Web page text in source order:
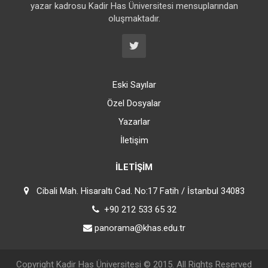
yazar kadrosu Kadir Has Üniversitesi mensuplarından
oluşmaktadır.
Eski Sayılar
Özel Dosyalar
Yazarlar
İletişim
İLETIŞIM
Cibali Mah. Hisaraltı Cad. No:17 Fatih / İstanbul 34083
+90 212 533 65 32
panorama@khas.edu.tr
Copyright Kadir Has Üniversitesi © 2015. All Rights Reserved